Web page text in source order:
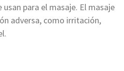
para el masaje. El masaje
adversa, como irritación,